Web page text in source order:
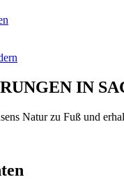
IN
Natur zu Fuß und